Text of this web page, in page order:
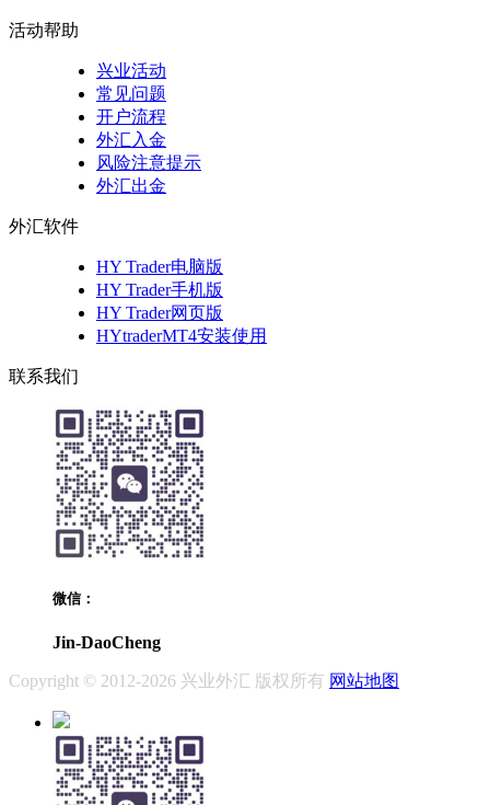
活动帮助
兴业活动
常见问题
开户流程
外汇入金
风险注意提示
外汇出金
外汇软件
HY Trader电脑版
HY Trader手机版
HY Trader网页版
HYtraderMT4安装使用
联系我们
微信：
Jin-DaoCheng
Copyright © 2012-2026 兴业外汇 版权所有 网站地图